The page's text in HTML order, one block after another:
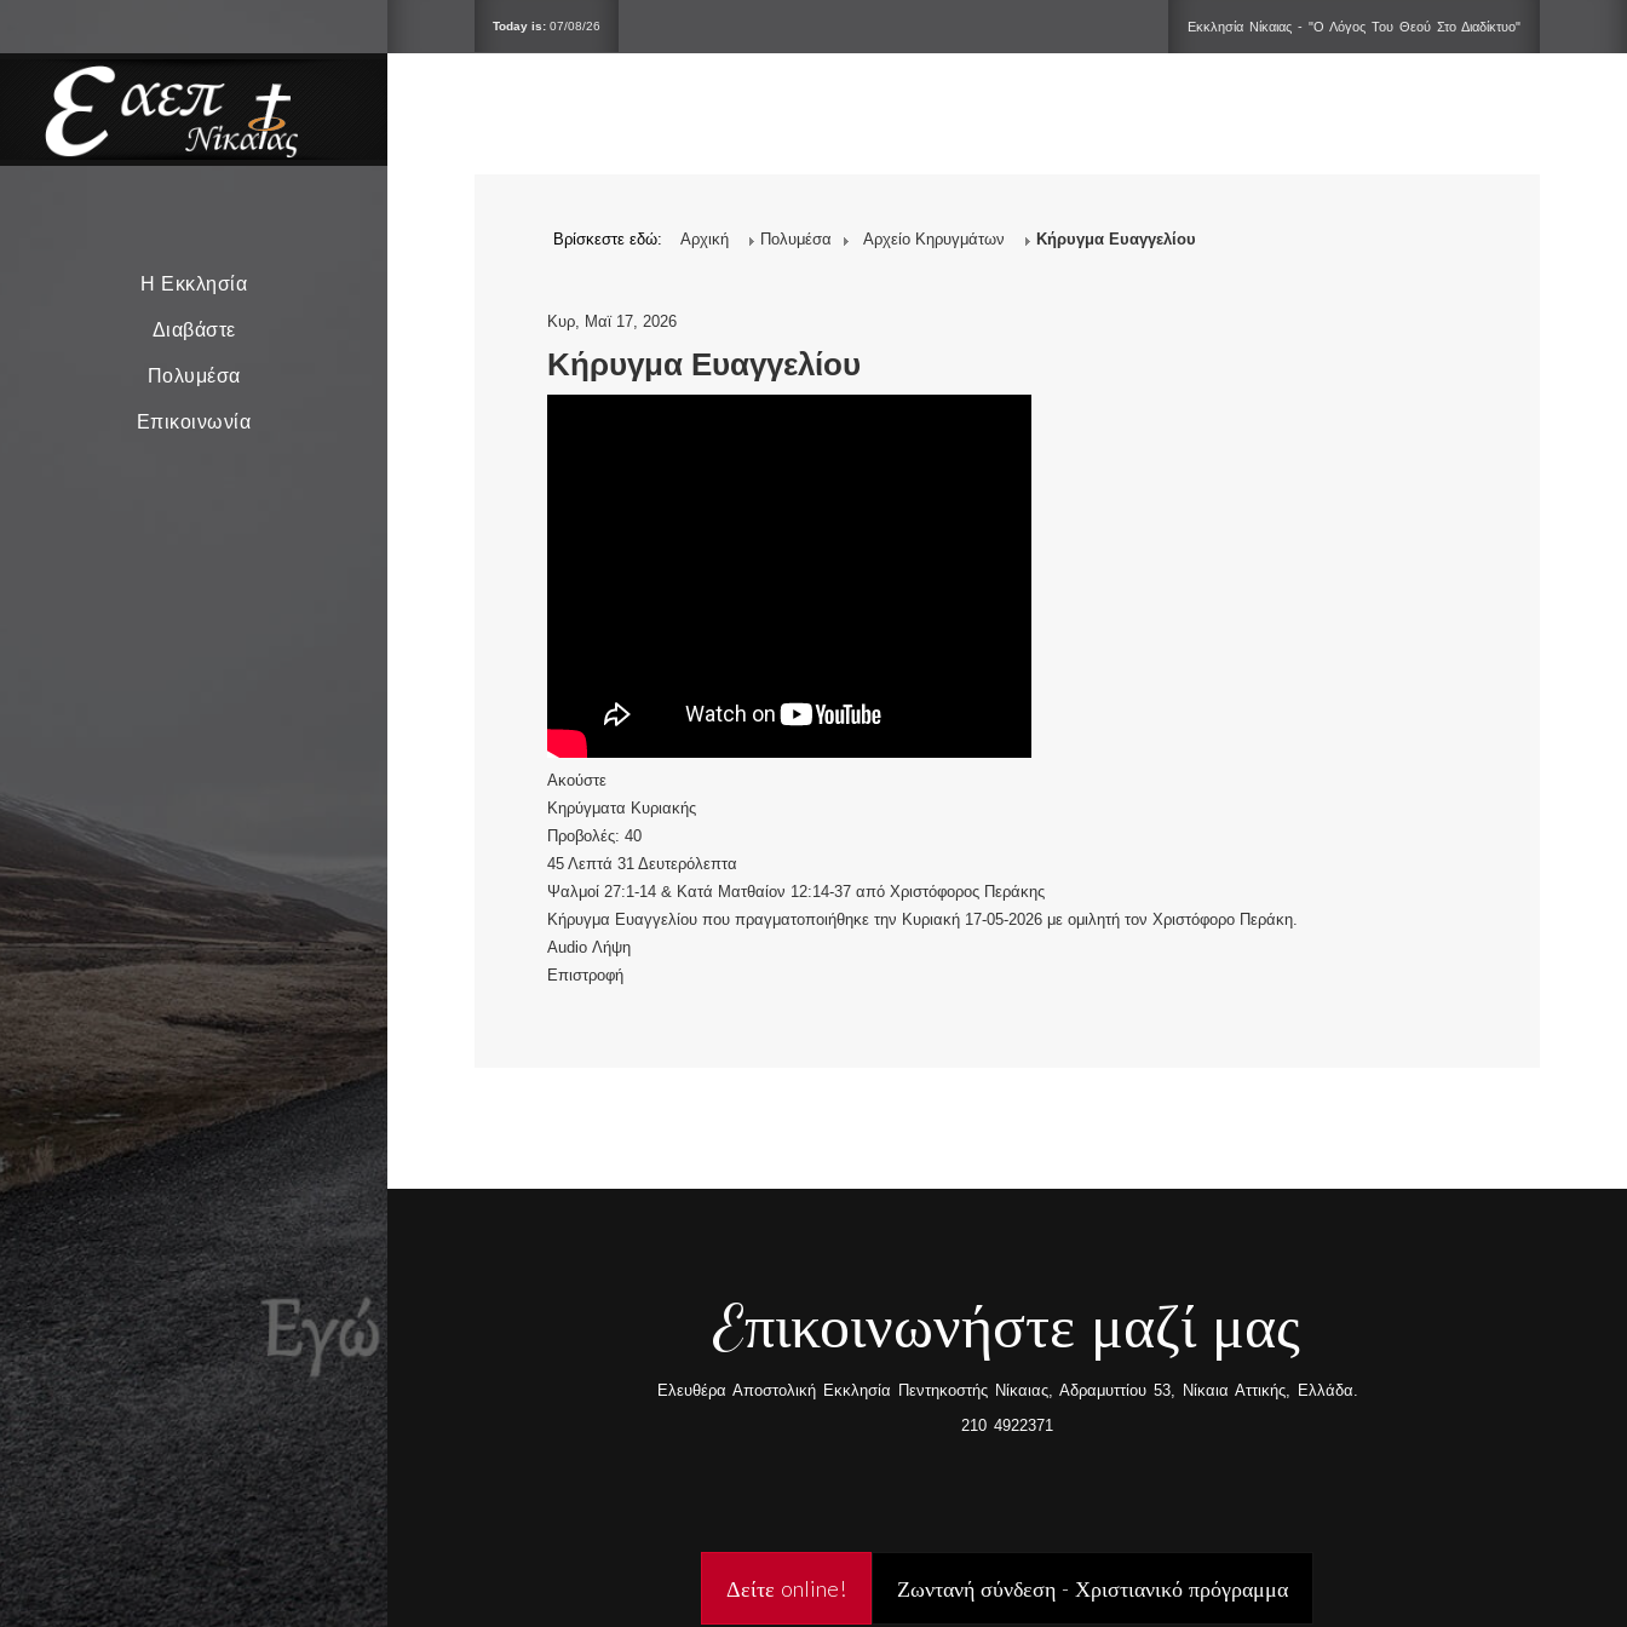
Η Εκκλησία
Διαβάστε
Πολυμέσα
Επικοινωνία
Today is:07/08/26 Εκκλησία Νίκαιας - "Ο Λόγος Του Θεού Στο Διαδίκτυο"
Βρίσκεστε εδώ: Αρχική Πολυμέσα Αρχείο Κηρυγμάτων Κήρυγμα Ευαγγελίου
Κυρ, Μαϊ 17, 2026
Κήρυγμα Ευαγγελίου
Ακούστε
Κηρύγματα Κυριακής
Προβολές: 40
45 Λεπτά 31 Δευτερόλεπτα
Ψαλμοί 27:1-14& Κατά Ματθαίον 12:14-37από Χριστόφορος Περάκης
Κήρυγμα Ευαγγελίου που πραγματοποιήθηκε την Κυριακή 17-05-2026 με ομιλητή τον Χριστόφορο Περάκη.
AudioΛήψη
Επιστροφή
Eπικοινωνήστε μαζί μας
Ελευθέρα Αποστολική Εκκλησία Πεντηκοστής Νίκαιας, Αδραμυττίου 53, Νίκαια Αττικής, Ελλάδα.
210 4922371
Δείτε online! Ζωντανή σύνδεση - Χριστιανικό πρόγραμμα